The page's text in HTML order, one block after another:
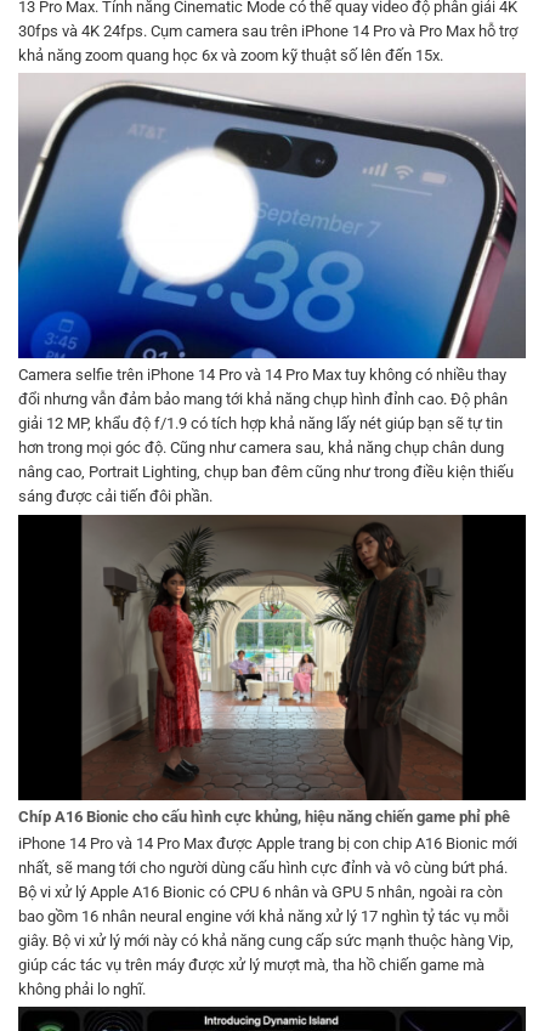
13 Pro Max. Tính năng Cinematic Mode có thể quay video độ phân giải 4K
30fps và 4K 24fps. Cụm camera sau trên iPhone 14 Pro và Pro Max hỗ trợ
khả năng zoom quang học 6x và zoom kỹ thuật số lên đến 15x.
Camera selfie trên iPhone 14 Pro và 14 Pro Max tuy không có nhiều thay
đổi nhưng vẫn đảm bảo mang tới khả năng chụp hình đỉnh cao. Độ phân
giải 12 MP, khẩu độ f/1.9 có tích hợp khả năng lấy nét giúp bạn sẽ tự tin
hơn trong mọi góc độ. Cũng như camera sau, khả năng chụp chân dung
nâng cao, Portrait Lighting, chụp ban đêm cũng như trong điều kiện thiếu
sáng được cải tiến đôi phần.
Chíp A16 Bionic cho cấu hình cực khủng, hiệu năng chiến game phỉ phê
iPhone 14 Pro và 14 Pro Max được Apple trang bị con chip A16 Bionic mới
nhất, sẽ mang tới cho người dùng cấu hình cực đỉnh và vô cùng bứt phá.
Bộ vi xử lý Apple A16 Bionic có CPU 6 nhân và GPU 5 nhân, ngoài ra còn
bao gồm 16 nhân neural engine với khả năng xử lý 17 nghìn tỷ tác vụ mỗi
giây. Bộ vi xử lý mới này có khả năng cung cấp sức mạnh thuộc hàng Vip,
giúp các tác vụ trên máy được xử lý mượt mà, tha hồ chiến game mà
không phải lo nghĩ.